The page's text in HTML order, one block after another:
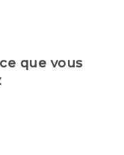
que vous